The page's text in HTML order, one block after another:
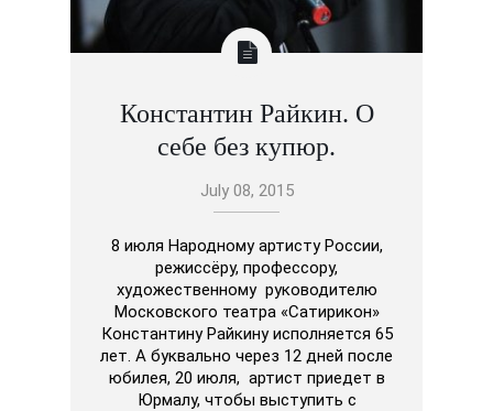
Константин Райкин. О
себе без купюр.
July 08, 2015
8 июля Народному артисту России,
режиссёру, профессору,
художественному руководителю
Московского театра «Сатирикон»
Константину Райкину исполняется 65
лет. А буквально через 12 дней после
юбилея, 20 июля, артист приедет в
Юрмалу, чтобы выступить с